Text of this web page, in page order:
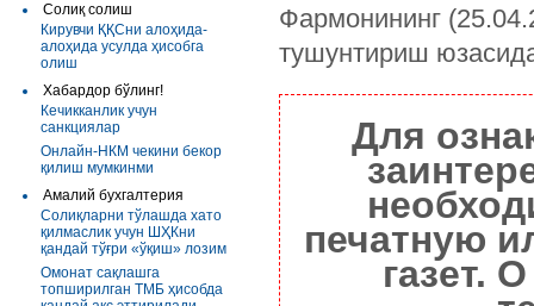
Солиқ солиш
Кирувчи ҚҚСни алоҳида-
алоҳида усулда ҳисобга
олиш
Хабардор бўлинг!
Кечикканлик учун
санкциялар
Онлайн-НКМ чекини бекор
қилиш мумкинми
Амалий бухгалтерия
Солиқларни тўлашда хато
қилмаслик учун ШҲКни
қандай тўғри «ўқиш» лозим
Омонат сақлашга
топширилган ТМБ ҳисобда
Фармонининг
тушунтириш
Для
печатную
газет.